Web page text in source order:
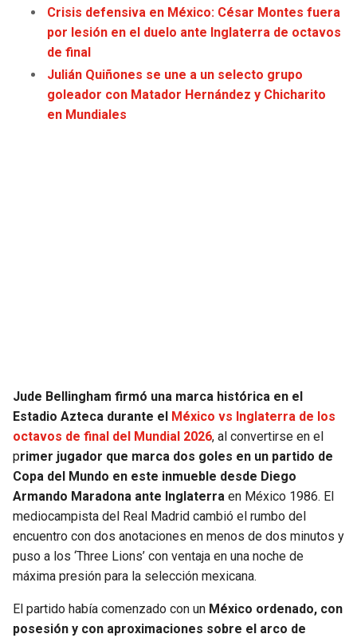
GIANTS
EAGLES
COMMANDERS
PACKERS
VIKINGS
FALCONS
PANTHERS
SAINTS
BUCCANEERS
LAKERS
SUNS
KINGS
TIMBERWOLVES
THUNDER
TRAIL BLAZERS
JAZZ
Crisis defensiva en México: César Montes fuera
por lesión en el duelo ante Inglaterra de octavos
de final
Julián Quiñones se une a un selecto grupo
goleador con Matador Hernández y Chicharito
en Mundiales
Jude Bellingham firmó una marca histórica en el
Estadio Azteca durante el
México vs Inglaterra de los
octavos de final del Mundial 2026, al convertirse en el
primer jugador que marca dos goles en un partido de
Copa del Mundo en este inmueble desde Diego
Armando Maradona ante Inglaterra en México 1986. El
mediocampista del Real Madrid cambió el rumbo del
encuentro con dos anotaciones en menos de dos minutos y
puso a los ‘Three Lions’ con ventaja en una noche de
máxima presión para la selección mexicana.
El partido había comenzado con un México ordenado, con
posesión y con aproximaciones sobre el arco de